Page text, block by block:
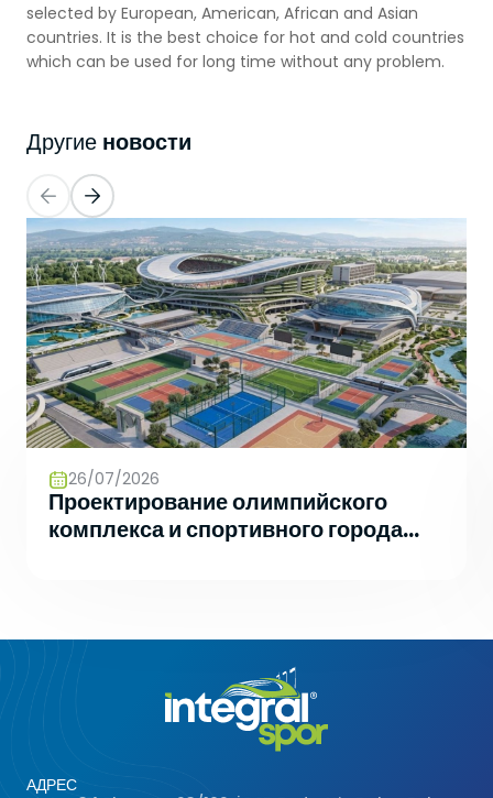
Сквош Корты
Стальные Трибуны
Баскетбольные Корты
Волейбольные Корты
Гандбольные Корты
Многофункциональные Поля
Хоккейные Поля
Бейсбольные Поля
Регби Поля
Бадминтонные Корты
Крикетные Поля
Американский Футбол
Гольфовая Трава
Натуральная Трава
selected by European, American, African and Asian
countries. It is the best choice for hot and cold countries
which can be used for long time without any problem.
Другие новости
26/07/2026
Проектирование олимпийского
комплекса и спортивного города
АДРЕС